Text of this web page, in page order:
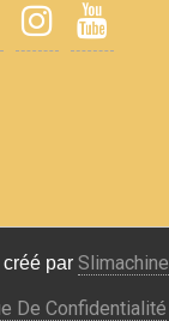
par Slimachine
De Confidentialité